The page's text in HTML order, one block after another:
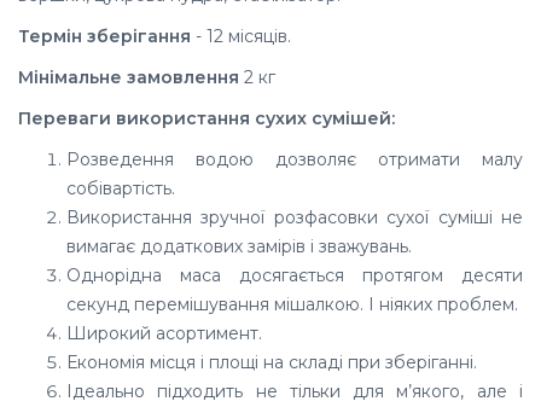
Термін зберігання - 12 місяців.
Мінімальне замовлення 2 кг
Переваги використання сухих сумішей:
Розведення водою дозволяє отримати малу
собівартість.
Використання зручної розфасовки сухої суміші не
вимагає додаткових замірів і зважувань.
Однорідна маса досягається протягом десяти
секунд перемішування мішалкою. І ніяких проблем.
Широкий асортимент.
Економія місця і площі на складі при зберіганні.
Ідеально підходить не тільки для м’якого, але і